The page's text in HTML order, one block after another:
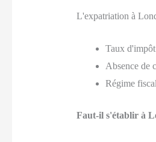
L'expatriation à
Taux
Absence de
Régime
Faut-il s'établir à